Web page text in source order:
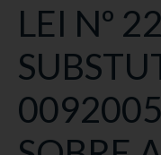
LEI Nº